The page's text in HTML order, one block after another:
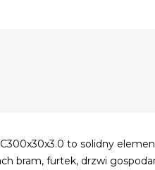
to solidny
bram, furtek, drzwi